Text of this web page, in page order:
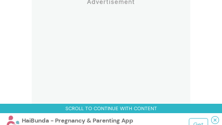
SCROLL TO CONTINUE WITH CONTENT
HaiBunda - Pregnancy & Parenting App